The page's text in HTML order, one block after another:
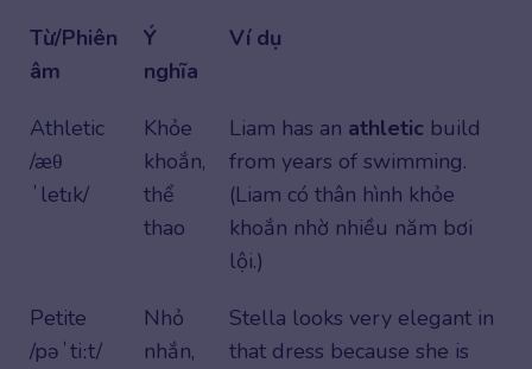
Từ/Phiên
âm
Ý
nghĩa
Ví dụ
Athletic
/æθ
ˈletɪk/
Khỏe
khoắn,
thể
thao
Liam has an athletic build
from years of swimming.
(Liam có thân hình khỏe
khoắn nhờ nhiều năm bơi
lội.)
Petite
/pəˈtiːt/
Nhỏ
nhắn,
Stella looks very elegant in
that dress because she is